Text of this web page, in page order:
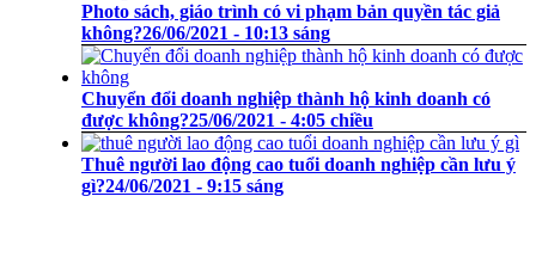
Photo sách, giáo trình có vi phạm bản quyền tác giả
không?26/06/2021 - 10:13 sáng
Chuyển đổi doanh nghiệp thành hộ kinh doanh có
được không?25/06/2021 - 4:05 chiều
Thuê người lao động cao tuổi doanh nghiệp cần lưu ý
gì?24/06/2021 - 9:15 sáng